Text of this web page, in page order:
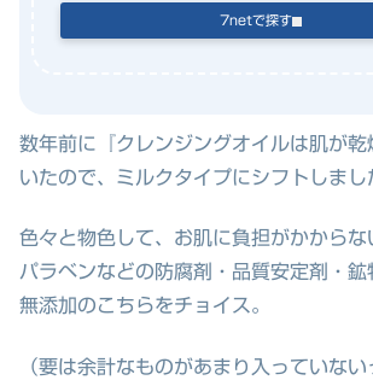
7netで探す
数年前に『クレンジングオイルは肌が乾
いたので、ミルクタイプにシフトしまし
色々と物色して、お肌に負担がかからな
パラベンなどの防腐剤・品質安定剤・
無添加のこちらをチョイス。
（要は余計なものがあまり入っていない